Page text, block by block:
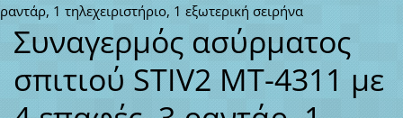
ραντάρ, 1 τηλεχειριστήριο, 1 εξωτερική σειρήνα
Συναγερμός ασύρματος
σπιτιού STIV2 MT-4311 με